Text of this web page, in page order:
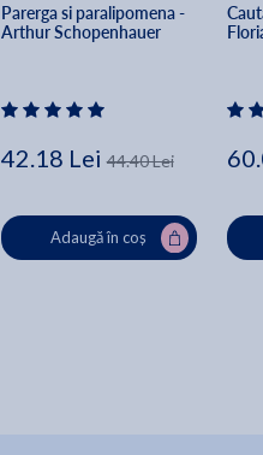
Parerga si paralipomena -
Arthur Schopenhauer
42.18 Lei 44.40 Lei
Adaugă în coș